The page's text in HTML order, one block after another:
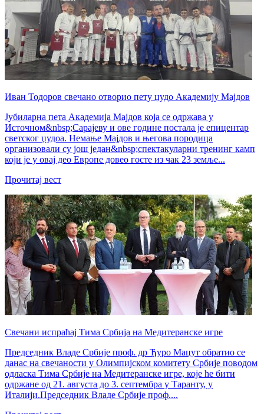
Иван Тодоров свечано отворио пету џудо Академију Мајдов
Јубиларна пета Академија Мајдов која се одржава у
Источном&nbsp;Сарајеву и ове године постала је епицентар
светског џудоа. Немање Мајдов и његова породица
организовали су још један&nbsp;спектакуларни тренинг камп
који је у овај део Европе довео госте из чак 23 земље...
Прочитај вест
Свечани испраћај Тима Србија на Медитеранске игре
Председник Владе Србије проф. др Ђуро Мацут обратио се
данас на свечаности у Олимпијском комитету Србије поводом
одласка Тима Србије на Медитеранске игре, које ће бити
одржане од 21. августа до 3. септембра у Таранту, у
Италији.Председник Владе Србије проф....